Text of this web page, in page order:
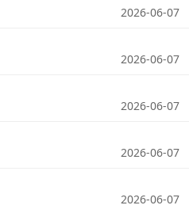
2026-06-07
2026-06-07
2026-06-07
2026-06-07
2026-06-07